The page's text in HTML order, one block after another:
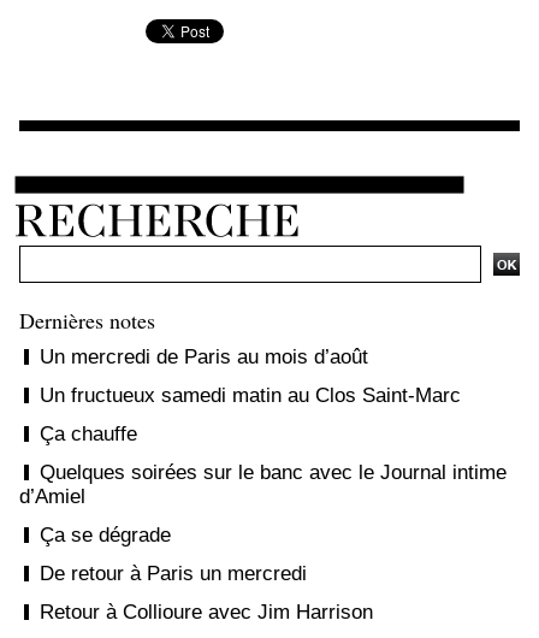
Dernières notes
Un mercredi de Paris au mois d’août
Un fructueux samedi matin au Clos Saint-Marc
Ça chauffe
Quelques soirées sur le banc avec le Journal intime
d’Amiel
Ça se dégrade
De retour à Paris un mercredi
Retour à Collioure avec Jim Harrison